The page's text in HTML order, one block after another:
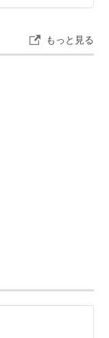
④ 右手の階段
※南口からでも
ーソンの建物
もっと見る